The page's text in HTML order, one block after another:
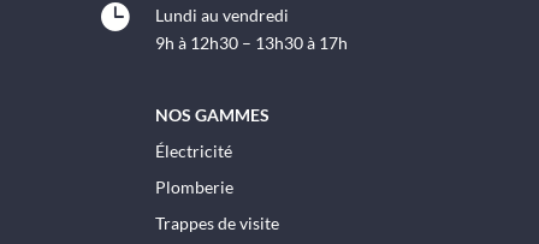

Lundi au vendredi
9h à 12h30 – 13h30 à 17h
NOS GAMMES
Électricité
Plomberie
Trappes de visite